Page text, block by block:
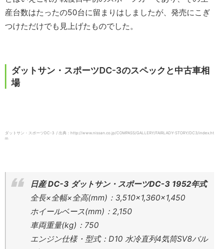
産台数はたったの50台に留まりはしましたが、発売にこぎ
つけただけでも見上げたものでした。
ダットサン・スポーツDC-3のスペックと中古車相
場
ダットサン・スポーツDC-3 / 出典：http://www.nissan.co.jp/COMPASS/GALLERY/FAIRLADY-STORY/DC3/index.ht
m
日産 DC-3 ダットサン・スポーツDC-3 1952年式
全長×全幅×全高(mm)：3,510×1,360×1,450
ホイールベース(mm)：2,150
車両重量(kg)：750
エンジン仕様・型式：D10 水冷直列4気筒SV8バル